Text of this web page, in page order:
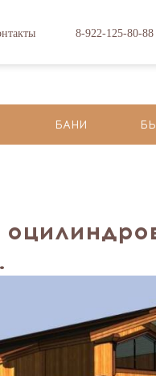
8-922-125-80-88
БАНИ